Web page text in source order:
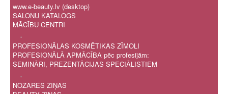
www.e-beauty.lv (desktop)
SALONU KATALOGS
MĀCĪBU CENTRI
.
PROFESIONĀLAS KOSMĒTIKAS ZĪMOLI
PROFESIONĀLĀ APMĀCĪBA pēc profesijām:
SEMINĀRI, PREZENTĀCIJAS SPECIĀLISTIEM
.
NOZARES ZIŅAS